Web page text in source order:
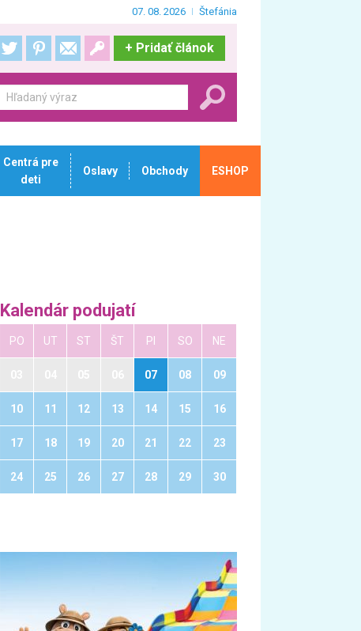
07. 08. 2026 Štefánia
+ Pridať článok
Centrá pre
deti
Oslavy Obchody ESHOP
Kalendár podujatí
PO UT ST ŠT PI SO NE
07 08 09
10 11 12 13 14 15 16
17 18 19 20 21 22 23
24 25 26 27 28 29 30